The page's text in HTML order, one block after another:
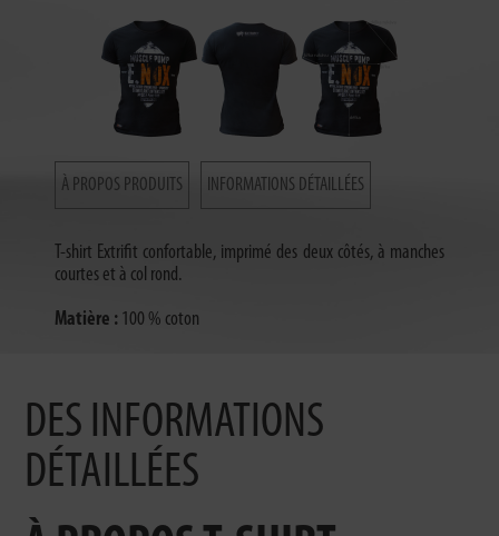
À PROPOS PRODUITS INFORMATIONS DÉTAILLÉES
T-shirt Extrifit confortable, imprimé des deux côtés, à manches
courtes et à col rond.
Matière : 100 % coton
DES INFORMATIONS
DÉTAILLÉES